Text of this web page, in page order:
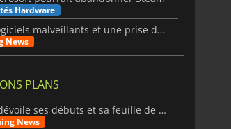
Hardware
Des cartes de logiciels malveillants et une prise de contrôle de Discord ont touché Meccha Chameleon
News
PLANS
MARVEL Tōkon dévoile ses débuts et sa feuille de route
News